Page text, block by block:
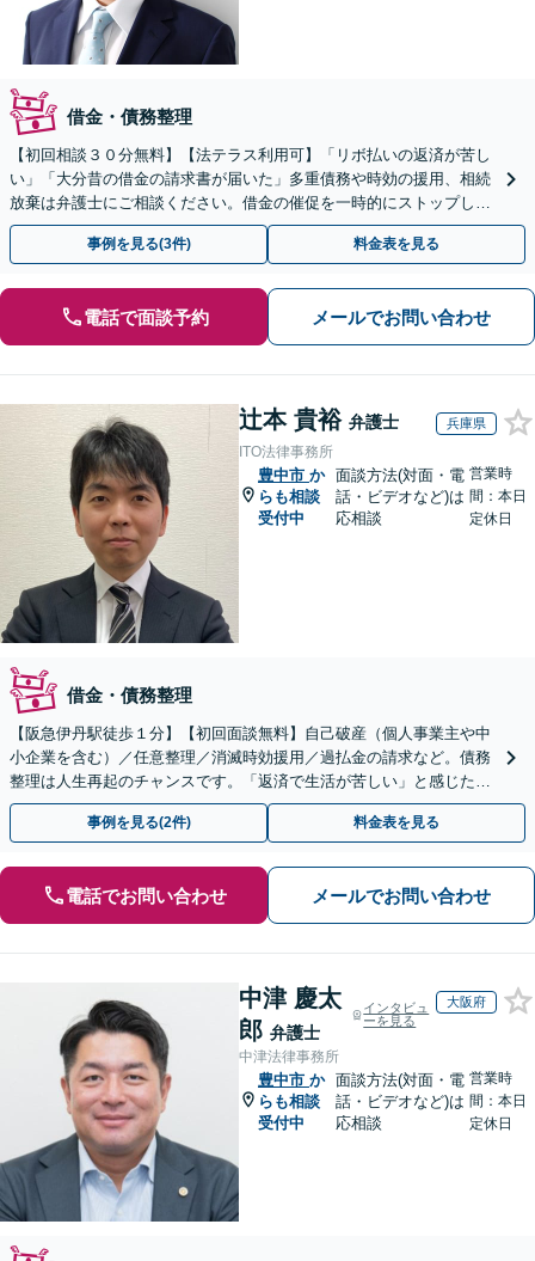
借金・債務整理
【初回相談３０分無料】【法テラス利用可】「リボ払いの返済が苦し
い」「大分昔の借金の請求書が届いた」多重債務や時効の援用、相続
放棄は弁護士にご相談ください。借金の催促を一時的にストップしま
す。自己破産、個人再生など【岡町駅10分】
事例を見る(3件) 料金表を見る
電話で面談予約 メールでお問い合わせ
辻本 貴裕 弁護士 兵庫県
ITO法律事務所
豊中市 か
らも相談
受付中
面談方法(対面・電
話・ビデオなど)は
応相談
営業時
間：本日
定休日
借金・債務整理
【阪急伊丹駅徒歩１分】【初回面談無料】自己破産（個人事業主や中
小企業を含む）／任意整理／消滅時効援用／過払金の請求など。債務
整理は人生再起のチャンスです。「返済で生活が苦しい」と感じた
ら、早めにお気軽にご相談ください【法テラス利用可】
事例を見る(2件) 料金表を見る
電話でお問い合わせ メールでお問い合わせ
中津 慶太
郎 弁護士
インタビュ
ーを見る
大阪府
中津法律事務所
豊中市 か
らも相談
受付中
面談方法(対面・電
話・ビデオなど)は
応相談
営業時
間：本日
定休日